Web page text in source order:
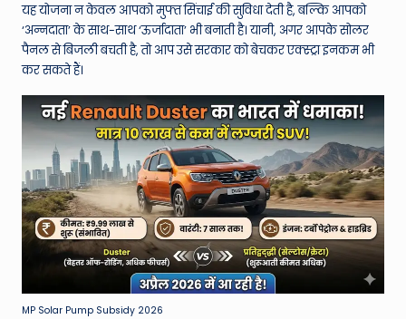
W
o
rl
d
यह योजना न केवल आपको मुफ्त सिंचाई की सुविधा देती है, बल्कि आपको
‘अन्नदाता’ के साथ-साथ ‘ऊर्जादाता’ भी बनाती है। यानी, अगर आपके सोलर
पैनल से बिजली बचती है, तो आप उसे सरकार को बेचकर एक्स्ट्रा इनकम भी
कर सकते हैं।
MP Solar Pump Subsidy 2026